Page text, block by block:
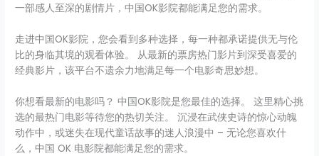
一部感人至深的剧情片，中国OK影院都能满足您的需求。
走进中国OK影院，您会看到多种选择，每一种都承诺提供无与伦
比的身临其境的观看体验。 从最新的票房热门影片到深受喜爱的
经典影片，该平台不遗余力地满足每一个电影奇思妙想。
你想看最新的电影吗？ 中国OK影院是您最佳的选择。 这里精心挑
选的最热门电影等待您的热切关注。 沉浸在武侠史诗的惊心动魄
动作中，或迷失在现代童话故事的迷人浪漫中 – 无论您喜欢什
么，中国 OK 电影院都能满足您的需求。